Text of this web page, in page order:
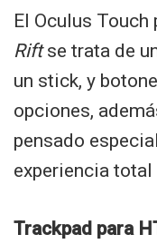
El Oculus Touch
Riftse trata de
un stick, y
opciones,
pensado
experiencia total
Trackpad para